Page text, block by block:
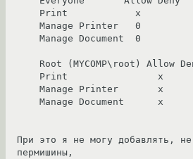
При это я не могу добавлять, не
пермишины,